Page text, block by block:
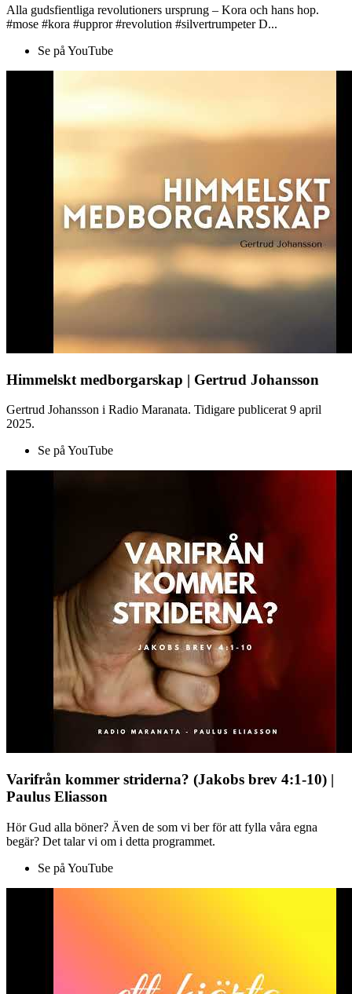
Alla gudsfientliga revolutioners ursprung – Kora och hans hop.
#mose #kora #uppror #revolution #silvertrumpeter D...
Se på YouTube
Himmelskt medborgarskap | Gertrud Johansson
Gertrud Johansson i Radio Maranata. Tidigare publicerat 9 april
2025.
Se på YouTube
Varifrån kommer striderna? (Jakobs brev 4:1-10) |
Paulus Eliasson
Hör Gud alla böner? Även de som vi ber för att fylla våra egna
begär? Det talar vi om i detta programmet.
Se på YouTube